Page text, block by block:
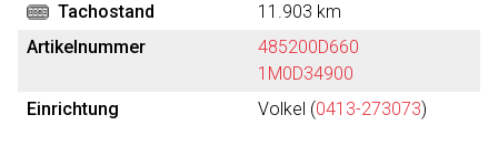
Tachostand
11.903 km
Artikelnummer
485200D660
1M0D34900
Einrichtung
Volkel (0413-273073)